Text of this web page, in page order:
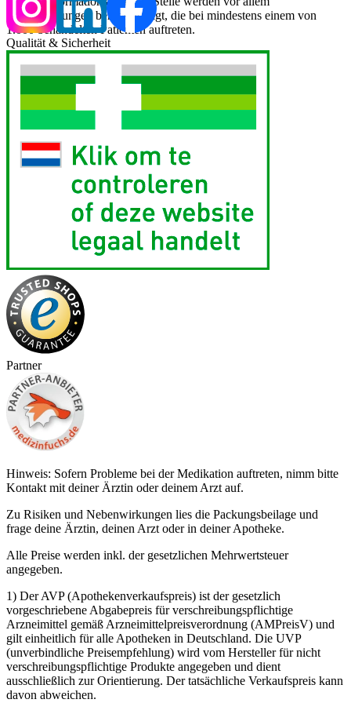
Nebenwirkungen berücksichtigt, die bei mindestens einem von
1.000 behandelten Patienten auftreten.
Qualität & Sicherheit
Partner
Hinweis: Sofern Probleme bei der Medikation auftreten, nimm bitte
Kontakt mit deiner Ärztin oder deinem Arzt auf.
Zu Risiken und Nebenwirkungen lies die Packungsbeilage und
frage deine Ärztin, deinen Arzt oder in deiner Apotheke.
Alle Preise werden inkl. der gesetzlichen Mehrwertsteuer
angegeben.
1) Der AVP (Apothekenverkaufspreis) ist der gesetzlich
vorgeschriebene Abgabepreis für verschreibungspflichtige
Arzneimittel gemäß Arzneimittelpreisverordnung (AMPreisV) und
gilt einheitlich für alle Apotheken in Deutschland. Die UVP
(unverbindliche Preisempfehlung) wird vom Hersteller für nicht
verschreibungspflichtige Produkte angegeben und dient
ausschließlich zur Orientierung. Der tatsächliche Verkaufspreis kann
davon abweichen.